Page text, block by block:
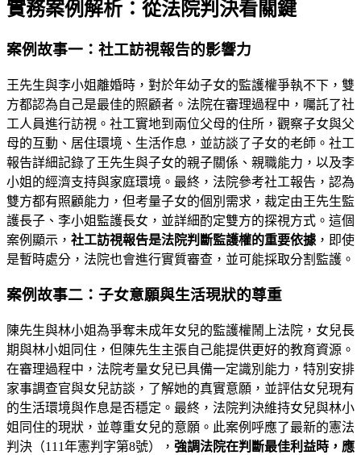
實務案例解析：從法院判決看關鍵
案例故事一：社工訪視報告的影響力
王先生與李小姐離婚時，對於年幼子女的監護權爭執不下，雙
方都認為自己是最佳的照顧者。法院在審理過程中，囑託了社
工人員進行訪視。社工實地到兩位父母的住所，觀察子女與父
母的互動、居住環境、生活作息，並訪談了子女的老師。社工
報告詳細記錄了王先生與子女的親子關係、親職能力，以及李
小姐的經濟支持與家庭環境。最終，法院參考社工報告，認為
雙方都有照顧能力，但考量子女的個別需求，裁定由王先生監
護長子、李小姐監護長女，並詳細酌定雙方的探視方式。這個
案例顯示， 社工訪視報告是法院判斷監護權的重要依據 ，即使
是暫時處分，法院也會進行實質審查，並可能採取分割監護。
案例故事二：子女意願與生活現狀的尊重
陳先生與林小姐為爭奪未成年女兒的監護權鬧上法院，女兒長
期與林小姐同住，但陳先生主張自己能提供更好的教育資源。
在審理過程中，法院考量女兒已具備一定識別能力，特別安排
家事調查官與女兒訪談，了解她的真實意願，並評估女兒現有
的生活環境與作息是否穩定。最終，法院判決維持女兒與林小
姐同住的現狀，並尊重女兒的意願。此案例呼應了最新的憲法
判決（111年憲判字第8號）， 強調法院在判斷最佳利益時，應